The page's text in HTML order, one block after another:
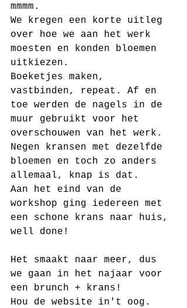
mmmm.
We kregen een korte uitleg
over hoe we aan het werk
moesten en konden bloemen
uitkiezen.
Boeketjes maken,
vastbinden, repeat. Af en
toe werden de nagels in de
muur gebruikt voor het
overschouwen van het werk.
Negen kransen met dezelfde
bloemen en toch zo anders
allemaal, knap is dat.
Aan het eind van de
workshop ging iedereen met
een schone krans naar huis,
well done!
Het smaakt naar meer, dus
we gaan in het najaar voor
een brunch + krans!
Hou de website in't oog.